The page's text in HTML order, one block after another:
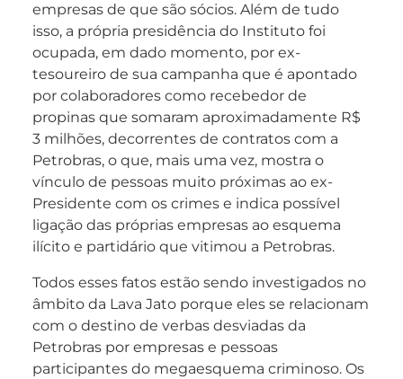
empresas de que são sócios. Além de tudo
isso, a própria presidência do Instituto foi
ocupada, em dado momento, por ex-
tesoureiro de sua campanha que é apontado
por colaboradores como recebedor de
propinas que somaram aproximadamente R$
3 milhões, decorrentes de contratos com a
Petrobras, o que, mais uma vez, mostra o
vínculo de pessoas muito próximas ao ex-
Presidente com os crimes e indica possível
ligação das próprias empresas ao esquema
ilícito e partidário que vitimou a Petrobras.
Todos esses fatos estão sendo investigados no
âmbito da Lava Jato porque eles se relacionam
com o destino de verbas desviadas da
Petrobras por empresas e pessoas
participantes do megaesquema criminoso. Os